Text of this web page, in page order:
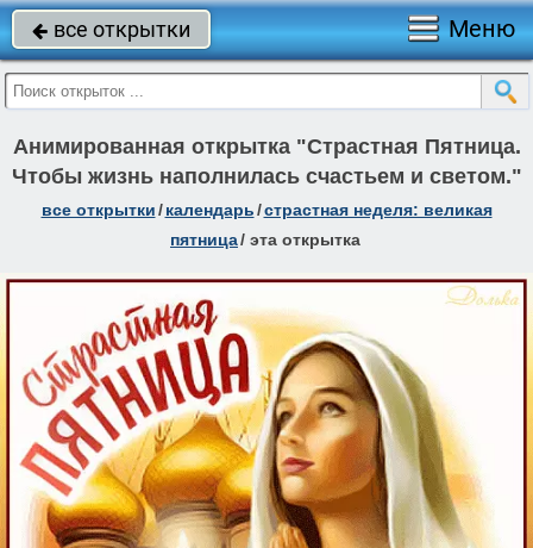
 все открытки Меню
Анимированная открытка "Страстная Пятница.
Чтобы жизнь наполнилась счастьем и светом."
все открытки/ календарь/страстная неделя: великая
пятница/ эта открытка